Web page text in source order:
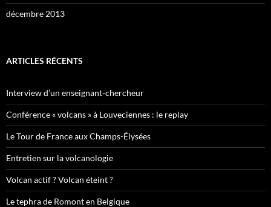
décembre 2013
ARTICLES RÉCENTS
Interview d’un enseignant-chercheur
Conférence « volcans » à Louveciennes : le replay
Le Tour de France aux Champs-Élysées
Entretien sur la volcanologie
Volcan actif ? Volcan éteint ?
Le tephra de Romont en Belgique